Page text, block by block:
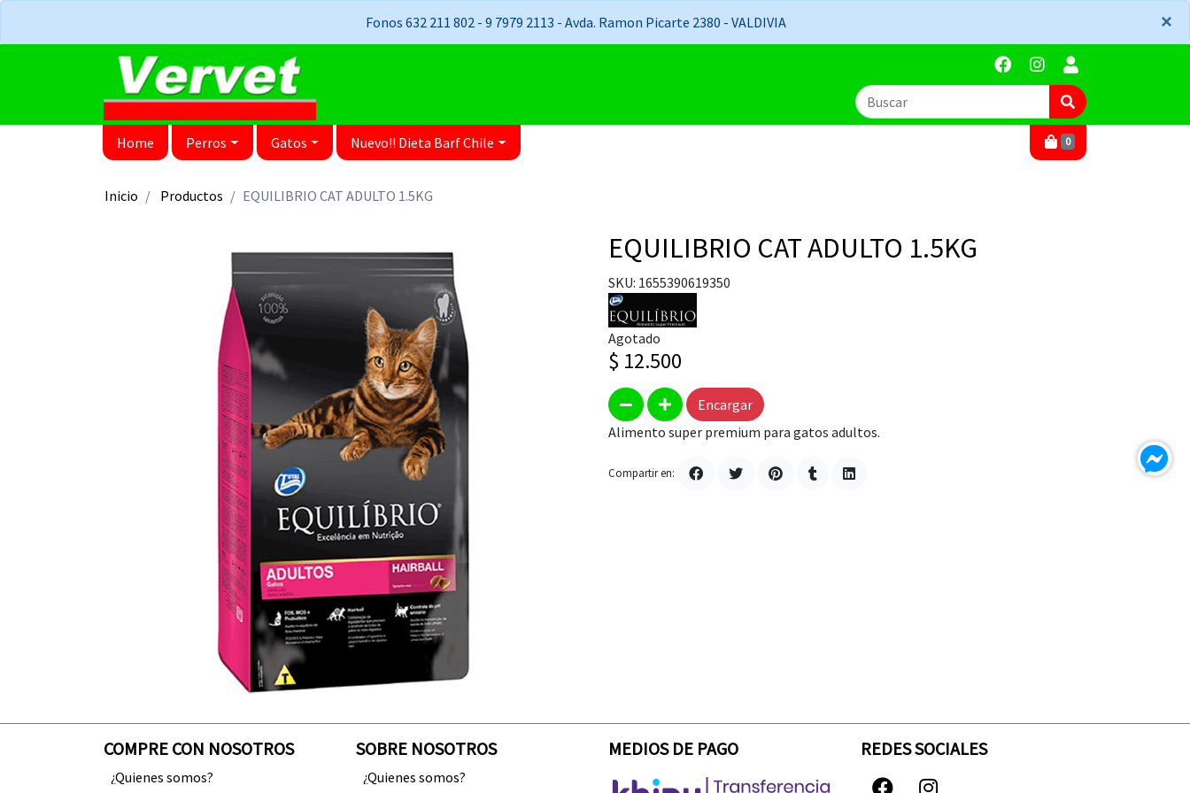
Fonos 632 211 802 - 9 7979 2113 - Avda. Ramon Picarte 2380 - VALDIVIA ×
×
Home Perros Gatos Nuevo!! Dieta Barf Chile 0
Inicio Productos EQUILIBRIO CAT ADULTO 1.5KG
EQUILIBRIO CAT ADULTO 1.5KG
SKU: 1655390619350
Agotado
$ 12.500
Encargar
Alimento super premium para gatos adultos.
Compartir en:
COMPRE CON NOSOTROS
¿Quienes somos?
SOBRE NOSOTROS
¿Quienes somos?
MEDIOS DE PAGO REDES SOCIALES